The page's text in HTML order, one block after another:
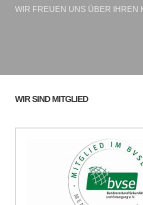
WIR FREUEN UNS ÜBER IHREN
WIR SIND MITGLIED